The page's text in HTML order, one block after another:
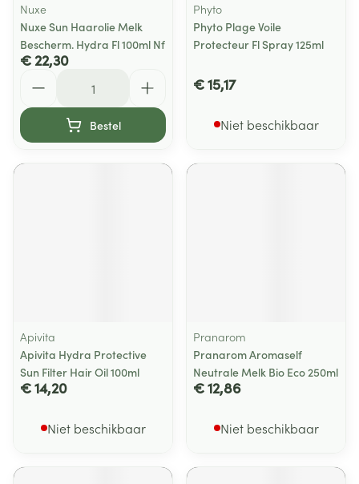
Nuxe
Nuxe Sun Haarolie Melk
Bescherm. Hydra Fl 100ml Nf
€ 22,30
Bestel
Phyto
Phyto Plage Voile
Protecteur Fl Spray 125ml
€ 15,17
Niet beschikbaar
Apivita
Apivita Hydra Protective
Sun Filter Hair Oil 100ml
€ 14,20
Niet beschikbaar
Pranarom
Pranarom Aromaself
Neutrale Melk Bio Eco 250ml
€ 12,86
Niet beschikbaar